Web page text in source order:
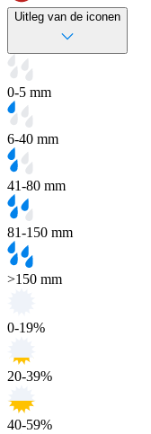
Uitleg van de iconen
0-5 mm
6-40 mm
41-80 mm
81-150 mm
>150 mm
0-19%
20-39%
40-59%